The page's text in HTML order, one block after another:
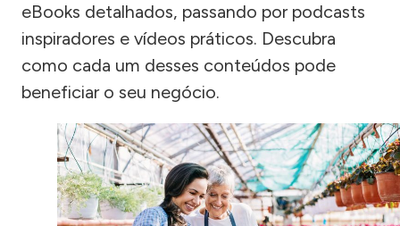
eBooks detalhados, passando por podcasts
inspiradores e vídeos práticos. Descubra
como cada um desses conteúdos pode
beneficiar o seu negócio.